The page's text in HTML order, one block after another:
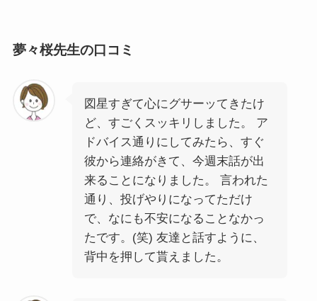
夢々桜先生の口コミ
図星すぎて心にグサーッてきたけ
ど、すごくスッキリしました。 ア
ドバイス通りにしてみたら、すぐ
彼から連絡がきて、今週末話が出
来ることになりました。 言われた
通り、投げやりになってただけ
で、なにも不安になることなかっ
たです。(笑) 友達と話すように、
背中を押して貰えました。